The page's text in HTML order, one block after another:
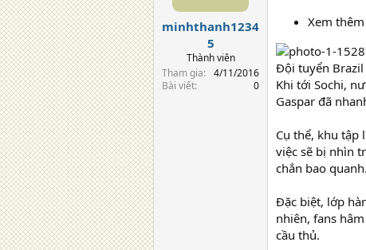
minhthanh1234
5
Thành viên
Tham gia
4/11/2016
Bài viết
0
Xem
Đội tuyển
Khi tới Sochi,
Gaspar đã
Cụ thể, khu tập
việc sẽ bị nhìn
chắn bao quanh.
Đặc biệt, lớp
nhiên, fans
cầu thủ.